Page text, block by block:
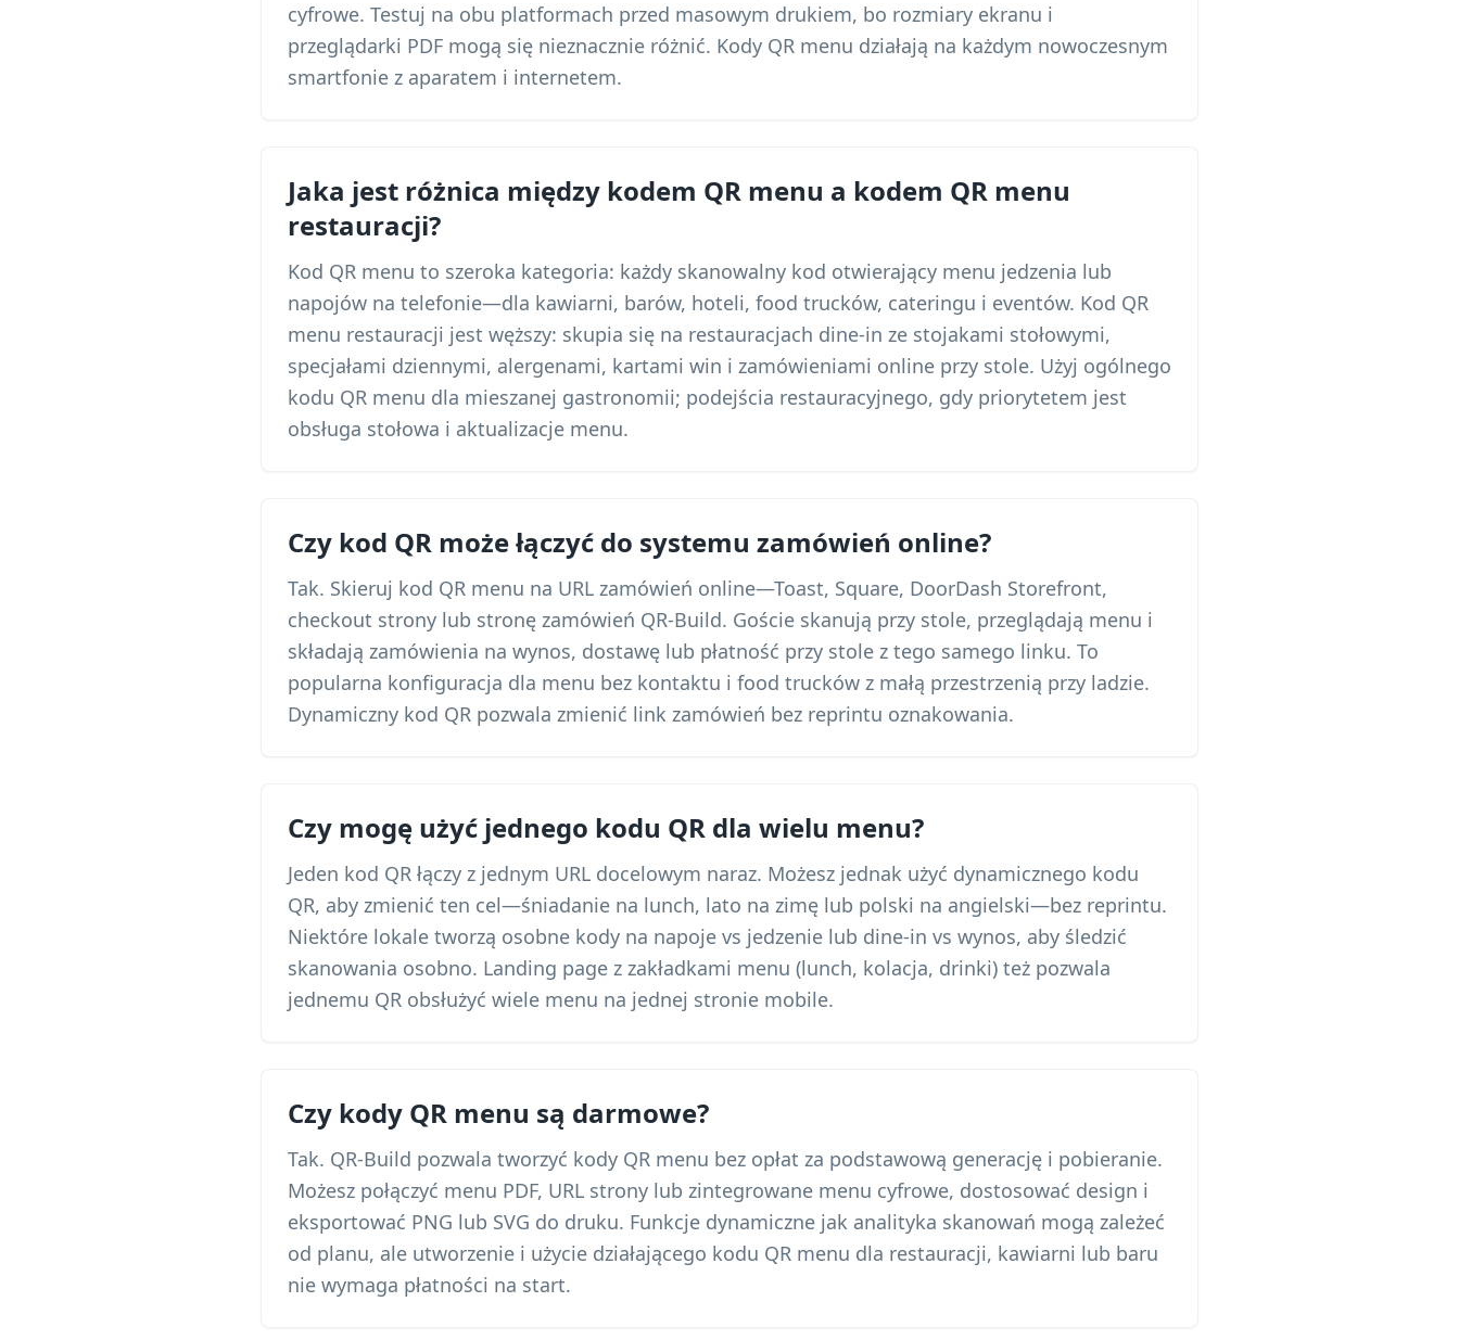
cyfrowe. Testuj na obu platformach przed masowym drukiem, bo rozmiary ekranu i
przeglądarki PDF mogą się nieznacznie różnić. Kody QR menu działają na każdym nowoczesnym
smartfonie z aparatem i internetem.
Jaka jest różnica między kodem QR menu a kodem QR menu
restauracji?
Kod QR menu to szeroka kategoria: każdy skanowalny kod otwierający menu jedzenia lub
napojów na telefonie—dla kawiarni, barów, hoteli, food trucków, cateringu i eventów. Kod QR
menu restauracji jest węższy: skupia się na restauracjach dine-in ze stojakami stołowymi,
specjałami dziennymi, alergenami, kartami win i zamówieniami online przy stole. Użyj ogólnego
kodu QR menu dla mieszanej gastronomii; podejścia restauracyjnego, gdy priorytetem jest
obsługa stołowa i aktualizacje menu.
Czy kod QR może łączyć do systemu zamówień online?
Tak. Skieruj kod QR menu na URL zamówień online—Toast, Square, DoorDash Storefront,
checkout strony lub stronę zamówień QR-Build. Goście skanują przy stole, przeglądają menu i
składają zamówienia na wynos, dostawę lub płatność przy stole z tego samego linku. To
popularna konfiguracja dla menu bez kontaktu i food trucków z małą przestrzenią przy ladzie.
Dynamiczny kod QR pozwala zmienić link zamówień bez reprintu oznakowania.
Czy mogę użyć jednego kodu QR dla wielu menu?
Jeden kod QR łączy z jednym URL docelowym naraz. Możesz jednak użyć dynamicznego kodu
QR, aby zmienić ten cel—śniadanie na lunch, lato na zimę lub polski na angielski—bez reprintu.
Niektóre lokale tworzą osobne kody na napoje vs jedzenie lub dine-in vs wynos, aby śledzić
skanowania osobno. Landing page z zakładkami menu (lunch, kolacja, drinki) też pozwala
jednemu QR obsłużyć wiele menu na jednej stronie mobile.
Czy kody QR menu są darmowe?
Tak. QR-Build pozwala tworzyć kody QR menu bez opłat za podstawową generację i pobieranie.
Możesz połączyć menu PDF, URL strony lub zintegrowane menu cyfrowe, dostosować design i
eksportować PNG lub SVG do druku. Funkcje dynamiczne jak analityka skanowań mogą zależeć
od planu, ale utworzenie i użycie działającego kodu QR menu dla restauracji, kawiarni lub baru
nie wymaga płatności na start.